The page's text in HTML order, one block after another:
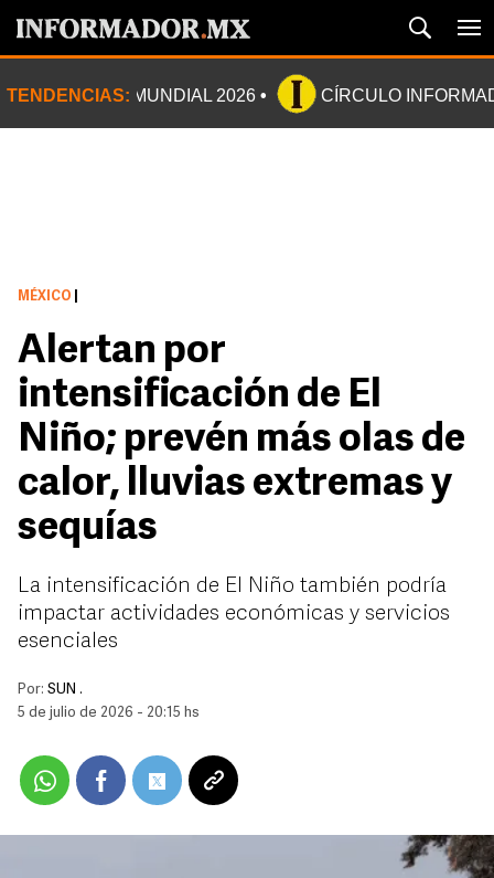
TENDENCIAS: MUNDIAL 2026 CÍRCULO
MÉXICO
Alertan por
intensificación de El
Niño; prevén más olas de
calor, lluvias extremas y
sequías
La intensificación de El Niño también podría
impactar actividades económicas y servicios
esenciales
Por: SUN .
5 de julio de 2026 - 20:15 hs